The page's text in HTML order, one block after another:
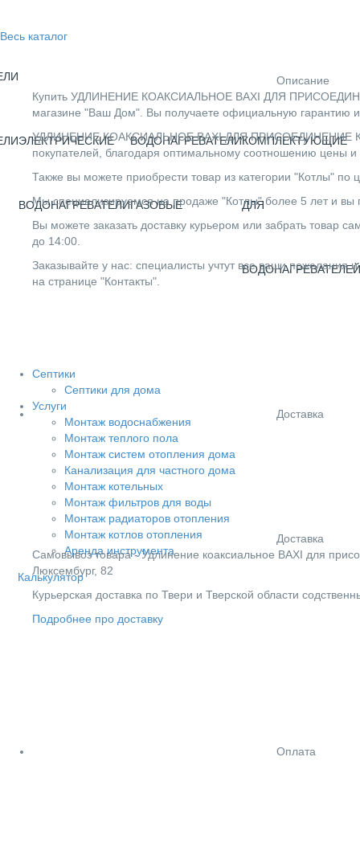
Весь каталог
ЭЛЕКТРИЧЕСКИЕ
ВОДОНАГРЕВАТЕЛИ
ВОДОНАГРЕВАТЕЛИ
ГАЗОВЫЕ
КОМПЛЕКТУЮЩИЕ
ДЛЯ
ВОДОНАГРЕВАТЕЛЕЙ
Септики
Септики для дома
Услуги
Монтаж водоснабжения
Монтаж теплого пола
Монтаж систем отопления дома
Канализация для частного дома
Монтаж котельных
Монтаж фильтров для воды
Монтаж радиаторов отопления
Монтаж котлов отопления
Аренда инструмента
Калькулятор
Описание
Купить УДЛИНЕНИЕ КОАКСИАЛЬНОЕ BAXI ДЛЯ
магазине "Ваш Дом". Вы получаете официальную гарантию
УДЛИНЕНИЕ КОАКСИАЛЬНОЕ BAXI ДЛЯ ПРИСОЕДИНЕНИЕ К
покупателей, благодаря оптимальному соотношению цены и
Также вы можете приобрести товар из категории "Котлы" по
Мы специализируемся на продаже "Котлы" более 5 лет и вы
Вы можете заказать доставку курьером или забрать товар
до 14:00.
Заказывайте у нас: специалисты учтут все ваши
на странице "Контакты".
Доставка
Доставка
Cамовывоз товара - Удлинение коаксиальное BAXI для
Люксембург, 82
Курьерская доставка по Твери и Тверской области
Подробнее про доставку
Оплата